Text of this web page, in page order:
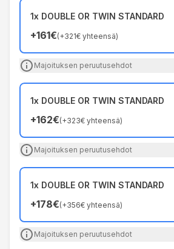
1x DOUBLE OR TWIN STANDARD
+161€(+321€ yhteensä)
Majoituksen peruutusehdot
1x DOUBLE OR TWIN STANDARD
+162€(+323€ yhteensä)
Majoituksen peruutusehdot
1x DOUBLE OR TWIN STANDARD
+178€(+356€ yhteensä)
Majoituksen peruutusehdot